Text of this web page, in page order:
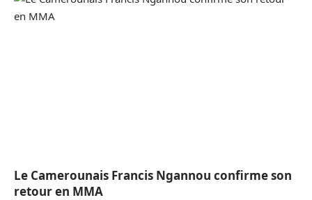
Le Camerounais Francis Ngannou confirme son
retour en MMA